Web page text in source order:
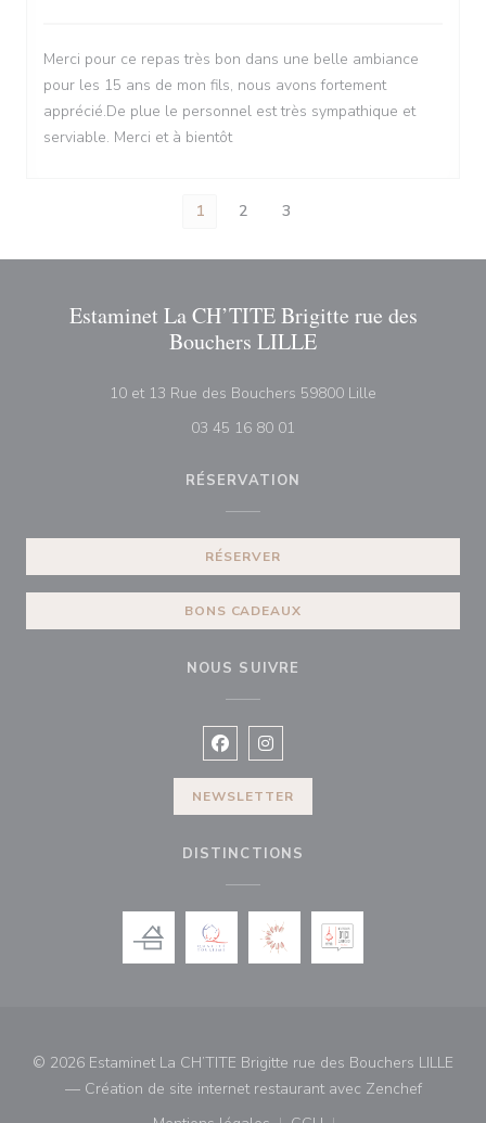
Merci pour ce repas très bon dans une belle ambiance
pour les 15 ans de mon fils, nous avons fortement
apprécié.De plue le personnel est très sympathique et
serviable. Merci et à bientôt
1 2 3
Estaminet La CH’TITE Brigitte rue des
Bouchers LILLE
10 et 13 Rue des Bouchers 59800 Lille
03 45 16 80 01
RÉSERVATION
RÉSERVER
BONS CADEAUX
NOUS SUIVRE
Facebook ((ouvre une nouvelle
Instagram ((ouvre une
NEWSLETTER
DISTINCTIONS
© 2026 Estaminet La CH’TITE Brigitte rue des Bouchers LILLE
— Création de site internet restaurant avec Zenchef((ouvre